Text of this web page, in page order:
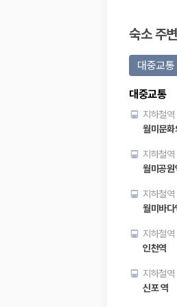
제주렌트카 가격비교 자주
A. 대여일, 반납일, 인수 지역을 선택하면
Q. 제주 렌트카 최저가는 무엇을 기준으
Q. 제주 렌트카 가격비교 시 보험도 함
Q. 가족 여행에는 어떤 제주 렌트카를
제주렌트카 가격비교 주요 링
제주도 렌트카 실시간 최저가 가격비
숙소 주
대중교통
대중교통
지하철역
월미문화
지하철역
월미공원
지하철역
월미바다
지하철역
인천역
지하철역
신포 역